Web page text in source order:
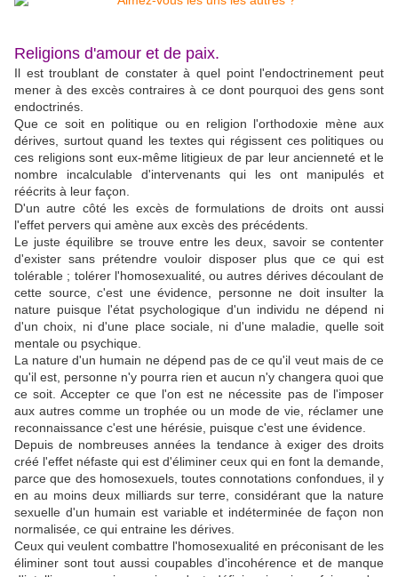
Religions d'amour et de paix.
Il est troublant de constater à quel point l'endoctrinement peut
mener à des excès contraires à ce dont pourquoi des gens sont
endoctrinés.
Que ce soit en politique ou en religion l'orthodoxie mène aux
dérives, surtout quand les textes qui régissent ces politiques ou
ces religions sont eux-même litigieux de par leur ancienneté et le
nombre incalculable d'intervenants qui les ont manipulés et
réécrits à leur façon.
D'un autre côté les excès de formulations de droits ont aussi
l'effet pervers qui amène aux excès des précédents.
Le juste équilibre se trouve entre les deux, savoir se contenter
d'exister sans prétendre vouloir disposer plus que ce qui est
tolérable ; tolérer l'homosexualité, ou autres dérives découlant de
cette source, c'est une évidence, personne ne doit insulter la
nature puisque l'état psychologique d'un individu ne dépend ni
d'un choix, ni d'une place sociale, ni d'une maladie, quelle soit
mentale ou psychique.
La nature d'un humain ne dépend pas de ce qu'il veut mais de ce
qu'il est, personne n'y pourra rien et aucun n'y changera quoi que
ce soit. Accepter ce que l'on est ne nécessite pas de l'imposer
aux autres comme un trophée ou un mode de vie, réclamer une
reconnaissance c'est une hérésie, puisque c'est une évidence.
Depuis de nombreuses années la tendance à exiger des droits
créé l'effet néfaste qui est d'éliminer ceux qui en font la demande,
parce que des homosexuels, toutes connotations confondues, il y
en au moins deux milliards sur terre, considérant que la nature
sexuelle d'un humain est variable et indéterminée de façon non
normalisée, ce qui entraine les dérives.
Ceux qui veulent combattre l'homosexualité en préconisant de les
éliminer sont tout aussi coupables d'incohérence et de manque